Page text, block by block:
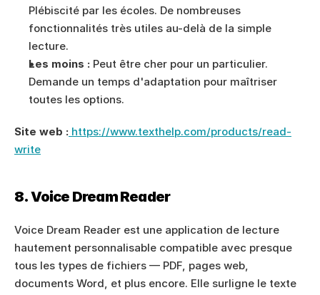
Plébiscité par les écoles. De nombreuses
fonctionnalités très utiles au-delà de la simple
lecture.
Les moins : Peut être cher pour un particulier.
Demande un temps d'adaptation pour maîtriser
toutes les options.
Site web : https://www.texthelp.com/products/read-
write
8. Voice Dream Reader
Voice Dream Reader est une application de lecture
hautement personnalisable compatible avec presque
tous les types de fichiers — PDF, pages web,
documents Word, et plus encore. Elle surligne le texte